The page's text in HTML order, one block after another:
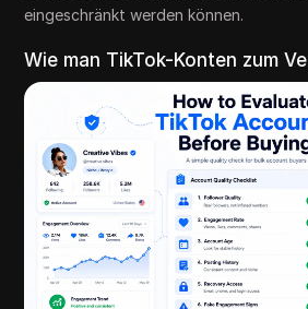
eingeschränkt werden können.
Wie man TikTok-Konten zum